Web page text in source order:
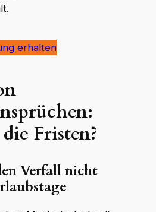
erhalten
Fristen?
Verfall nicht